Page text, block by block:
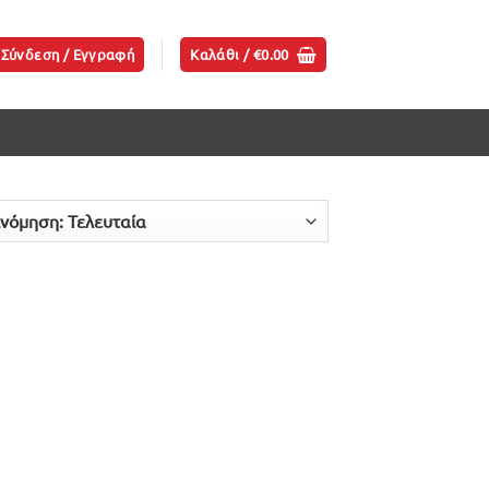
Σύνδεση / Εγγραφή Καλάθι /€0.00